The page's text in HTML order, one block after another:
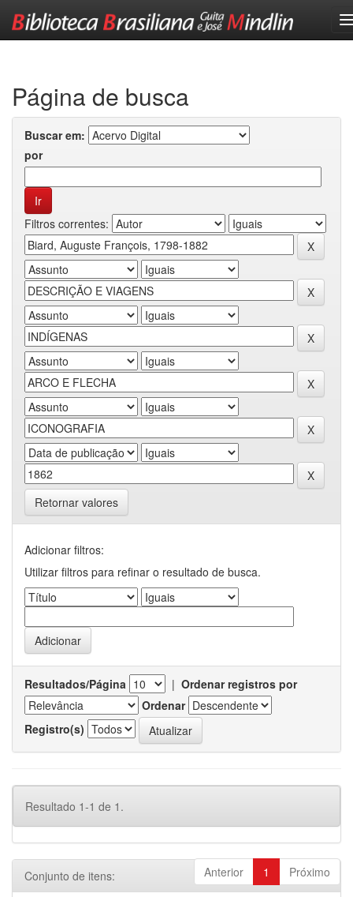
Página de busca
Buscar em:
por
Filtros correntes:
Retornar valores
Adicionar filtros:
Utilizar filtros para refinar o resultado de busca.
Resultados/Página | Ordenar registros por
Ordenar
Registro(s)
Resultado 1-1 de 1.
Anterior 1 Próximo
Conjunto de itens: